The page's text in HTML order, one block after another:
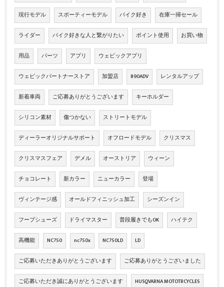
現行モデル スポーティーモデル バイク好き 在庫一掃セール
ライダー バイク好きな人と繋がりたい ポイント使用 お買い物
用品 パーツ アプリ ウェビックアプリ
ウェビックパートナーストア 加盟店 890ADV レンタルアップ
新着車両 ご応募ありがとうございます キーホルダー
シリコン素材 傷つかない ストリートモデル
ディーラーオリジナルサポート オフロードモデル クリスマス
クリスマスフェア デメル オーストリア ウィーン
チョコレート 新カラー ニューカラー 登場
ヴィンテージ感 オールドフィニッシュ加工 シーズンイン
フープシューズ ドライマスター 普段履きでもOK ハイテク
高機能 NC750 nc750x NC750LD LD
ご応募いただきありがとうございます ご応募ありがとうございました
ご応募いただき誠にありがとうございます HUSQVARNA MOTOTRCYCLES